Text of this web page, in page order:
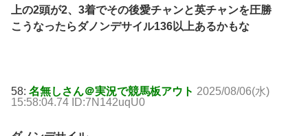
上の2頭が2、3着でその後愛チャンと英チャンを圧勝
こうなったらダノンデサイル136以上あるかもな
58: 名無しさん＠実況で競馬板アウト 2025/08/06(水)
15:58:04.74 ID:7N142uqU0